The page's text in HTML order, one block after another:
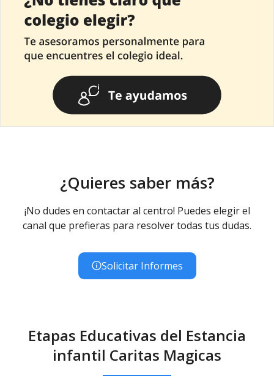
¿Quieres saber más?
¡No dudes en contactar al centro! Puedes elegir el
canal que prefieras para resolver todas tus dudas.
Solicitar Informes
Etapas Educativas del Estancia
infantil Caritas Magicas